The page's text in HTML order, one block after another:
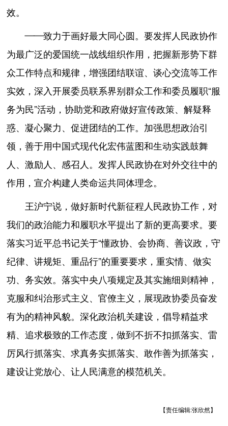
效。
——致力于画好最大同心圆。要发挥人民政协作
为最广泛的爱国统一战线组织作用，把握新形势下群
众工作特点和规律，增强团结联谊、谈心交流等工作
实效，深入开展委员联系界别群众工作和委员履职“服
务为民”活动，协助党和政府做好宣传政策、解疑释
惑、凝心聚力、促进团结的工作。加强思想政治引
领，善于用中国式现代化宏伟蓝图和生动实践鼓舞
人、激励人、感召人。发挥人民政协在对外交往中的
作用，宣介构建人类命运共同体理念。
王沪宁说，做好新时代新征程人民政协工作，对
我们的政治能力和履职水平提出了新的更高要求。要
落实习近平总书记关于“懂政协、会协商、善议政，守
纪律、讲规矩、重品行”的重要要求，重实情、做实
功、务实效。落实中央八项规定及其实施细则精神，
克服和纠治形式主义、官僚主义，展现政协委员奋发
有为的精神风貌。深化政治机关建设，倡导精益求
精、追求极致的工作态度，做到不折不扣抓落实、雷
厉风行抓落实、求真务实抓落实、敢作善为抓落实，
建设让党放心、让人民满意的模范机关。
【责任编辑:张欣然】